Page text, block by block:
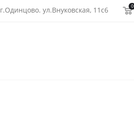
г.Одинцово. ул.Внуковская, 11с6 0